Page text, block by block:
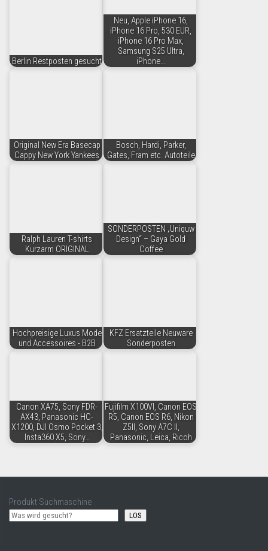
Berlin Restposten gesucht
Neu, Apple iPhone 16,
iPhone 16 Pro, 530 EUR,
iPhone 16 Pro Max,
Samsung S25 Ultra,
iPhone…
Original New Era Basecap
Cappy New York Yankees
Bosch, Hardi, Parker,
Gates, Fram etc. Autoteile
Ralph Lauren T-shirts
Kurzarm ORIGINAL
SONDERPOSTEN „Uniquw
Design“ – Gaya Gold
Coffee
Hochpreisige Luxus Mode
und Accessoires - B2B
KFZ Ersatzteile Neuware
Sonderposten
Canon XA75, Sony FDR-
AX43, Panasonic HC-
X1200, DJI Osmo Pocket 3,
Insta360 X5, Sony…
Fujifilm X100VI, Canon EOS
R5, Canon EOS R6, Nikon
Z5II, Sony A7C II,
Panasonic, Leica, Ricoh
Produkt Suchmaschine
LOS